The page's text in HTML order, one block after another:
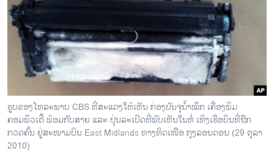
ຊີວິດຊາວລາວ
ຊຸມຊົນຊາວລາວ
ວິທະຍາສາດ-ເທັກໂນໂລຈີ
ທຸລະກິດ
ພາສາອັງກິດ
ວີດີໂອ
ສຽງ
ຮູບຂອງໂທລະພາບ CBS ທີ່ສະແດງໃຫ້ເຫັນ ກ່ອງບັນຈຸນໍ້າໝຶກ ເຄື່ອງພິມ
ຄອມພິວເຕີ້ ພ້ອມກັບສາຍ ແລະ ຝຸ່ນລະເບີດທີ່ພົບເຫັນໃນຫໍ່ ເທິງເຮືອບິນທີ່ຖືກ
ກວດຄົ້ນ ຢູ່ສະໜາມບິນ East Midlands ທາງທິດເໜືອ ກຸງລອນດອນ (29 ຕຸລາ
2010)